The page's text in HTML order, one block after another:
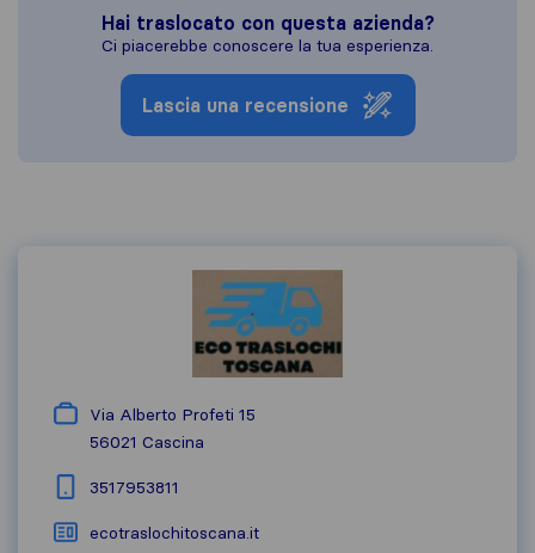
Hai traslocato con questa azienda?
Ci piacerebbe conoscere la tua esperienza.
Lascia una recensione
Via Alberto Profeti 15
56021 Cascina
3517953811
ecotraslochitoscana.it